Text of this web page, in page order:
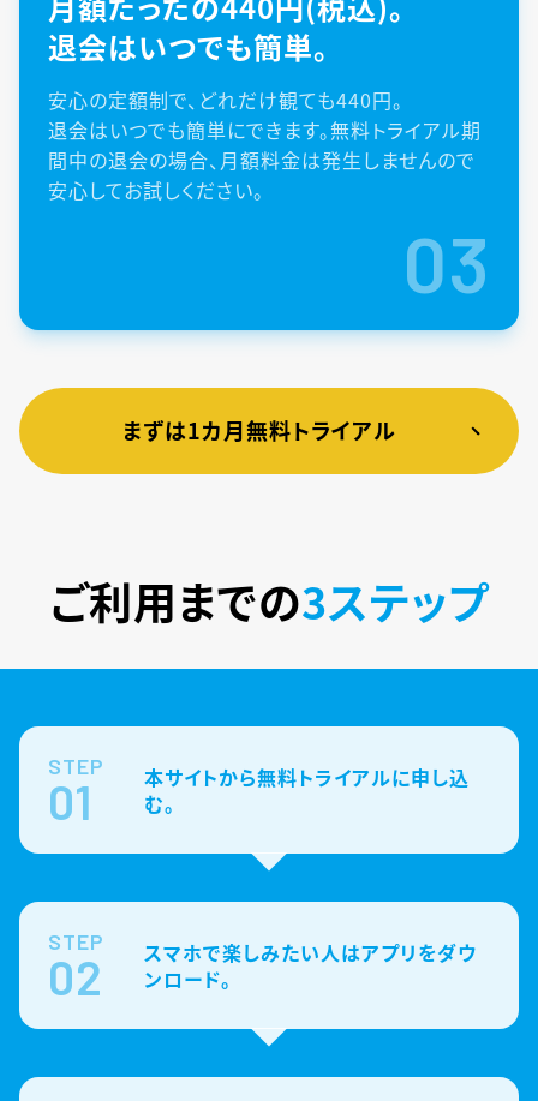
退会はいつでも簡単。
安心の定額制で、どれだけ観ても440円。
退会はいつでも簡単にできます。無料トライアル期
間中の退会の場合、月額料金は発生しませんので
安心してお試しください。
03
まずは1カ月無料トライアル
ご利用までの3ステップ
STEP
01
本サイトから無料トライアルに申し込
む。
STEP
02
スマホで楽しみたい人はアプリをダウ
ンロード。